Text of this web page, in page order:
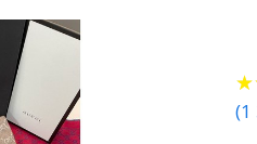
★
★
(1